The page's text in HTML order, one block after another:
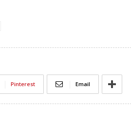
Pinterest Email